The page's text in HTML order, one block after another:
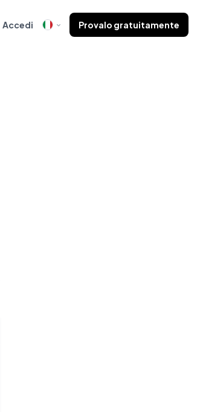
Accedi Provalo gratuitamente